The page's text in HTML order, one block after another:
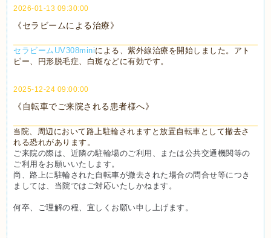
2026-01-13 09:30:00
《セラビームによる治療》
セラビームUV308miniによる、紫外線治療を開始しました。アト
ピー、円形脱毛症、白斑などに有効です。
2025-12-24 09:00:00
《自転車でご来院される患者様へ》
当院、周辺において路上駐輪されますと放置自転車として撤去さ
れる恐れがあります。
ご来院の際は、近隣の駐輪場のご利用、または公共交通機関等の
ご利用をお願いいたします。
尚、路上に駐輪された自転車が撤去された場合の問合せ等につき
ましては、当院ではご対応いたしかねます。
何卒、ご理解の程、宜しくお願い申し上げます。